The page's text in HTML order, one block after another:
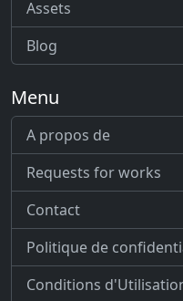
Assets
Blog
Menu
A propos de
Requests for works
Contact
Politique de
Conditions